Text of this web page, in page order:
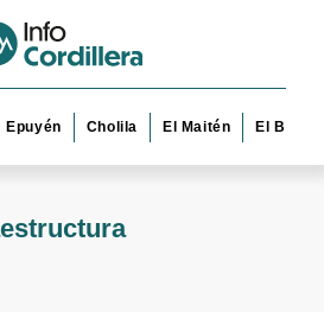
Epuyén Cholila El Maitén El Bolsón